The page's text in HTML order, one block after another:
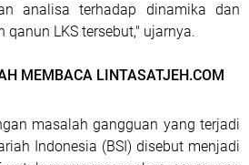
analisa terhadap dinamika dan
LKS tersebut," ujarnya.
MEMBACA LINTASATJEH.COM
masalah gangguan yang terjadi
Indonesia (BSI) disebut menjadi